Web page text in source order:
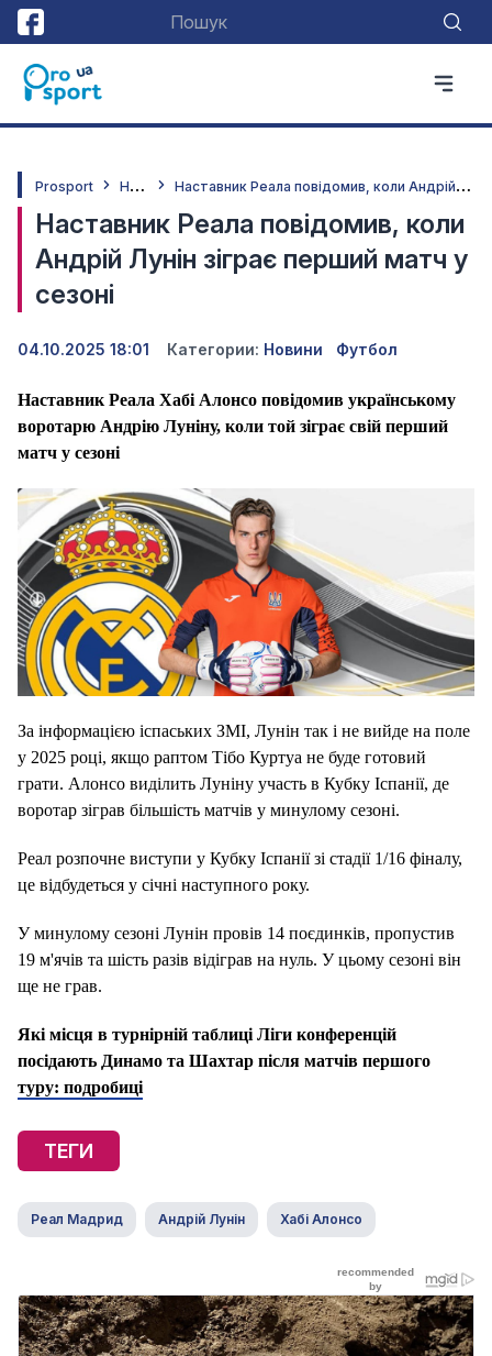
Prosport Н
овини Н
аставник Реала повідомив, коли Андрій Лунін зіграє перший матч у сезоні
Наставник Реала повідомив, коли
Андрій Лунін зіграє перший матч у
сезоні
04.10.2025 18:01 Категории: Новини Футбол
Наставник Реала Хабі Алонсо повідомив українському
воротарю Андрію Луніну, коли той зіграє свій перший
матч у сезоні
За інформацією іспаських ЗМІ, Лунін так і не вийде на поле
у 2025 році, якщо раптом Тібо Куртуа не буде готовий
грати. Алонсо виділить Луніну участь в Кубку Іспанії, де
воротар зіграв більшість матчів у минулому сезоні.
Реал розпочне виступи у Кубку Іспанії зі стадії 1/16 фіналу,
це відбудеться у січні наступного року.
У минулому сезоні Лунін провів 14 поєдинків, пропустив
19 м'ячів та шість разів відіграв на нуль. У цьому сезоні він
ще не грав.
Які місця в турнірній таблиці Ліги конференцій
посідають Динамо та Шахтар після матчів першого
туру: подробиці
ТЕГИ
Реал Мадрид Андрій Лунін Хабі Алонсо